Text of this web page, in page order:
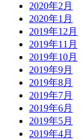
2020年2月
2020年1月
2019年12月
2019年11月
2019年10月
2019年9月
2019年8月
2019年7月
2019年6月
2019年5月
2019年4月